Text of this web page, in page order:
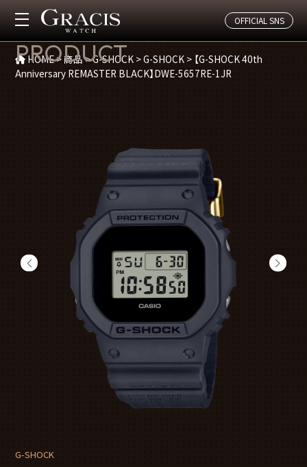
OFFICIAL SNS
商品紹介
PRODUCT
HOME>商品>G-SHOCK >G-SHOCK > 【G-SHOCK 40th
Anniversary REMASTER BLACK】DWE-5657RE-1JR
G-SHOCK